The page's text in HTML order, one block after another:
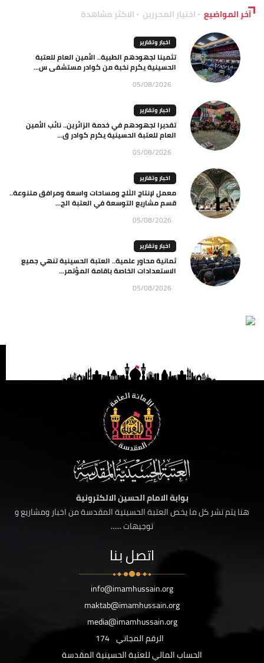
آخر المواضيع اختيار المحررين الاكثر مشاهدة
اخبار وتقارير
تثمينا لجهودهم الطبية.. الأمين العام للعتبة
الحسينية يكرم نخبة من كوادر مستشفى س...
05/08/2026
اخبار وتقارير
تقديرا لجهودهم في خدمة الزائرين.. نائب الأمين
العام للعتبة الحسينية يكرم كوادر ق...
05/08/2026
اخبار وتقارير
معمل لإنتاج الثلج ومساحات واسعة ومرافق متنوعة..
قسم مشاريع التوسعة في العتبة الح...
05/08/2026
اخبار وتقارير
ثمانية محاور علمية.. العتبة الحسينية تنهي جميع
الاستعدادات الخاصة باقامة المؤتمر...
05/08/2026
بوابة الامام الحسين الالكترونية
هنا يتم نشر كل ما يخص العتبة الحسينية المقدسة من اخبار ومشاريع و
توجيهات ......
اتصل بنا
info@imamhussain.org
maktab@imamhussain.org
media@imamhussain.org
الرقم المجاني 174
الحساب المالي للعتبة الحسينية المقدسة